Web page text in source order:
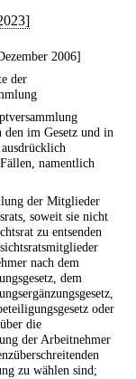
2006]
der
den im Gesetz und in
namentlich
der Mitglieder
soweit sie nicht
zu entsenden
nach dem
dem
oder
die
der Arbeitnehmer
zu wählen sind;